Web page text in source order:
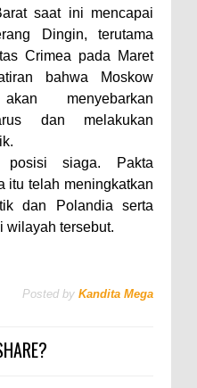
saat ini mencapai
Dingin, terutama
Crimea pada Maret
bahwa Moskow
menyebarkan
dan melakukan
posisi siaga. Pakta
itu telah meningkatkan
dan Polandia serta
wilayah tersebut.
Posted by Kandita Mega